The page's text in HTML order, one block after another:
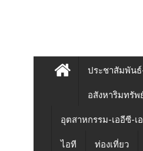
ประชาสัมพันธ์-
อสังหาริมทรัพ
อุตสาหกรรม-เออีซี-เ
ไอที ท่องเที่ยว